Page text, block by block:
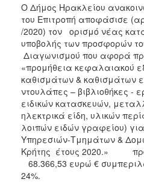
Ο Δήμος Ηρακλείου
του Επιτροπή αποφάσισε
/2020) τον ορισμό νέας
υποβολής των προσφορών
Διαγωνισμού που αφορά
«προμήθεια κεφαλαιακού
καθισμάτων & καθισμάτων
ντουλάπες – βιβλιοθήκες -
ειδικών κατασκευών,
ηλεκτρικά είδη, υλικών
λοιπών ειδών γραφείου)
Υπηρεσιών-Τμημάτων &
Κρήτης έτους 2020.»
68.366,53 ευρώ €
24%.